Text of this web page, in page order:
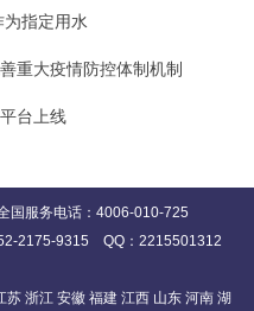
指定用水
重大疫情防控体制机制
台上线
服务电话：4006-010-725
2175-9315 QQ：2215501312
苏 浙江 安徽 福建 江西 山东 河南 湖